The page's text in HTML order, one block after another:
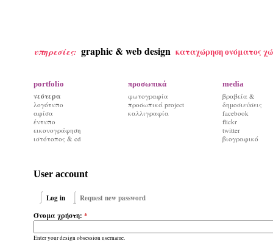
υπηρεσίες: graphic & web design καταχώρηση ονόματος
portfolio
νεότερα
λογότυπο
αφίσα
έντυπο
εικονογράφηση
ιστότοπος & cd
προσωπικά
φωτογραφία
προσωπικά project
καλλιγραφία
media
βραβεία &
δημοσιεύσεις
facebook
flickr
twitter
βιογραφικό
User account
Log in
Request new password
Όνομα χρήστη: *
Enter your design obsession username.